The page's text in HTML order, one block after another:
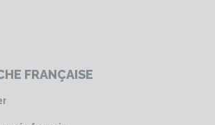
FRANÇAISE